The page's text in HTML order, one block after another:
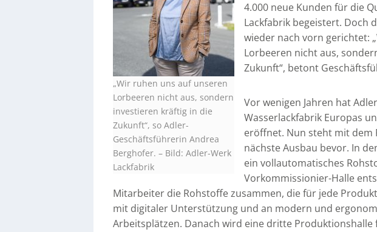
„Wir ruhen uns auf unseren
Lorbeeren nicht aus, sondern
investieren kräftig in die
Zukunft“, so Adler-
Geschäftsführerin Andrea
Berghofer. – Bild: Adler-Werk
Lackfabrik
4.000 neue Kunden für die
Lackfabrik begeistert. Doch
wieder nach vorn gerichtet:
Lorbeeren nicht aus,
Zukunft“, betont
Vor wenigen Jahren hat
Wasserlackfabrik Europas
eröffnet. Nun steht mit dem
nächste Ausbau bevor. In
ein vollautomatisches
Vorkommissionier-Halle
Mitarbeiter die Rohstoffe zusammen, die für jede
mit digitaler Unterstützung und an modern und
Arbeitsplätzen. Danach wird eine dritte Produktionshalle